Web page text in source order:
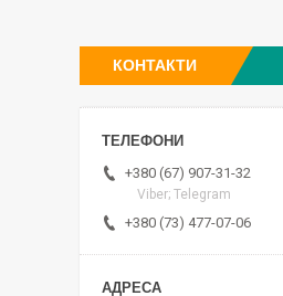
КОНТАКТИ
+380 (67) 907-31-32
Viber; Telegram
+380 (73) 477-07-06